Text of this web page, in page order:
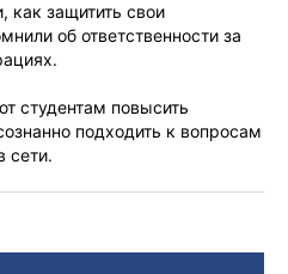
как защитить свои
об ответственности за
студентам повысить
подходить к вопросам
сети.